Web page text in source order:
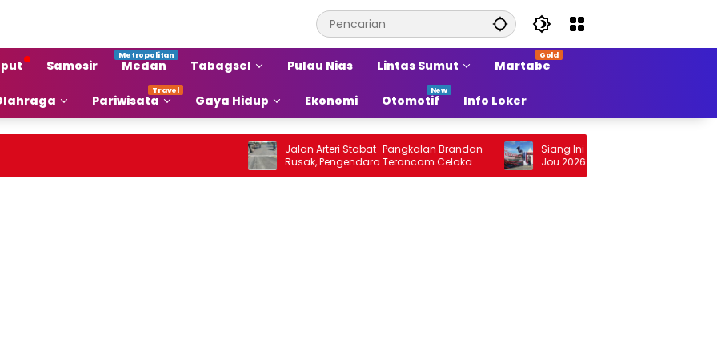
Samosir Medan Tabagsel Pulau Nias Lintas Sumut Martabe
Pariwisata Gaya Hidup Ekonomi Otomotif Info Loker
Jalan Arteri Stabat–Pangkalan Brandan
Rusak, Pengendara Terancam Celaka
Siang Ini Opening Festival Tao Toba Jou
Jou 2026 di Onan Baru Pangururan:
Malamnya Dihibur Marsada Band